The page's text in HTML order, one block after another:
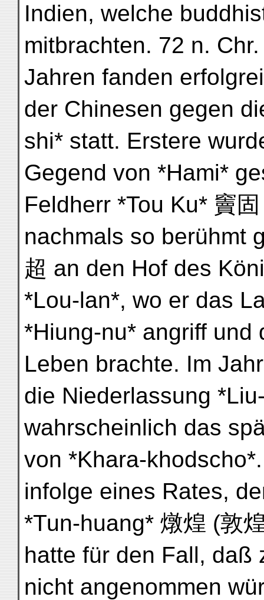
Indien, welche
mitbrachten. 72 n.
Jahren fanden
der Chinesen gegen
shi* statt. Erstere
Gegend von *Hami*
Feldherr *Tou Ku* 竇
nachmals so berühmt
超 an den Hof des
*Lou-lan*, wo er das
*Hiung-nu* angriff und
Leben brachte. Im
die Niederlassung
wahrscheinlich das
von *Khara-
infolge eines Rates,
*Tun-huang* 燉煌 (敦
hatte für den Fall, daß
nicht angenommen